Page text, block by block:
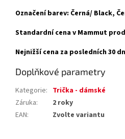
Označení barev: Černá/ Black,
Standardní cena v Mammut
Nejnižší cena za posledních 30
Doplňkové parametry
Kategorie: Trička - dámské
Záruka:
2 roky
EAN: Zvolte variantu